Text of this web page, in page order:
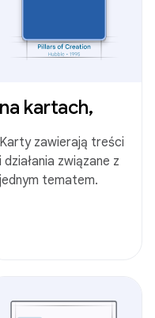
na kartach,
Karty zawierają treści
i działania związane z
jednym tematem.